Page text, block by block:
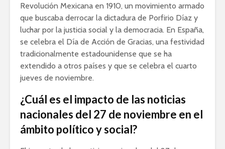
Revolución Mexicana en 1910, un movimiento armado
que buscaba derrocar la dictadura de Porfirio Díaz y
luchar por la justicia social y la democracia. En España,
se celebra el Día de Acción de Gracias, una festividad
tradicionalmente estadounidense que se ha
extendido a otros países y que se celebra el cuarto
jueves de noviembre.
¿Cuál es el impacto de las noticias
nacionales del 27 de noviembre en el
ámbito político y social?